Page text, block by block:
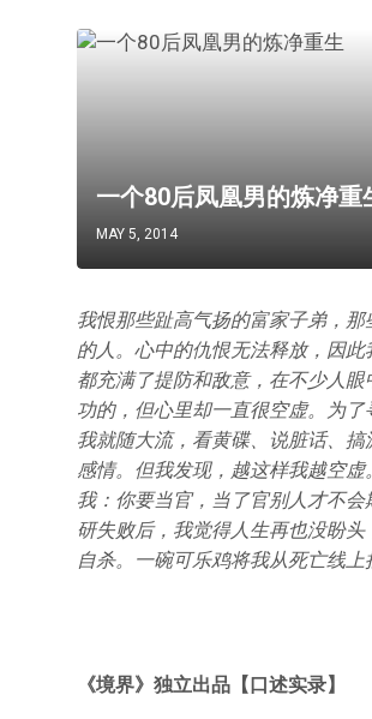
一个80后凤凰男的炼净重
MAY 5, 2014
我恨那些趾高气扬的富家子弟，那
的人。心中的仇恨无法释放，因此
都充满了提防和敌意，在不少人眼
功的，但心里却一直很空虚。为了
我就随大流，看黄碟、说脏话、搞
感情。但我发现，越这样我越空虚
我：你要当官，当了官别人才不会
研失败后，我觉得人生再也没盼头
自杀。一碗可乐鸡将我从死亡线上
《境界》独立出品【口述实录】